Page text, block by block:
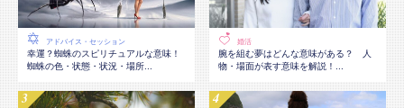
アドバイス・セッション
幸運？蜘蛛のスピリチュアルな意味！
蜘蛛の色・状態・状況・場所...
婚活
腕を組む夢はどんな意味がある？ 人
物・場面が表す意味を解説！...